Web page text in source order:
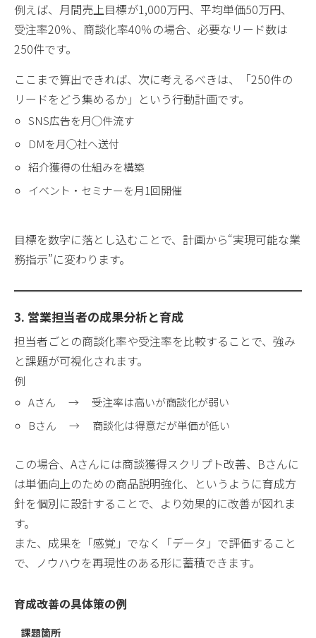
例えば、月間売上目標が1,000万円、平均単価50万円、
受注率20％、商談化率40％の場合、必要なリード数は
250件です。
ここまで算出できれば、次に考えるべきは、「250件の
リードをどう集めるか」という行動計画です。
SNS広告を月◯件流す
DMを月◯社へ送付
紹介獲得の仕組みを構築
イベント・セミナーを月1回開催
目標を数字に落とし込むことで、計画から“実現可能な業
務指示”に変わります。
3. 営業担当者の成果分析と育成
担当者ごとの商談化率や受注率を比較することで、強み
と課題が可視化されます。
例
Aさん → 受注率は高いが商談化が弱い
Bさん → 商談化は得意だが単価が低い
この場合、Aさんには商談獲得スクリプト改善、Bさんに
は単価向上のための商品説明強化、というように育成方
針を個別に設計することで、より効果的に改善が図れま
す。
また、成果を「感覚」でなく「データ」で評価すること
で、ノウハウを再現性のある形に蓄積できます。
育成改善の具体策の例
課題箇所